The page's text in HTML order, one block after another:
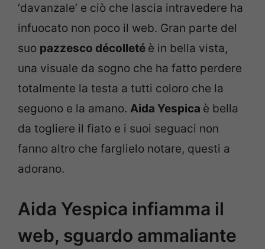
‘davanzale’ e ciò che lascia intravedere ha
infuocato non poco il web. Gran parte del
suo pazzesco décolleté è in bella vista,
una visuale da sogno che ha fatto perdere
totalmente la testa a tutti coloro che la
seguono e la amano. Aida Yespica è bella
da togliere il fiato e i suoi seguaci non
fanno altro che farglielo notare, questi a
adorano.
Aida Yespica infiamma il
web, sguardo ammaliante